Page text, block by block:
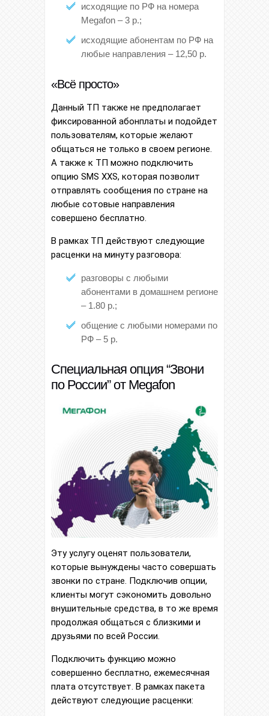
исходящие по РФ на номера
Megafon – 3 р.;
исходящие абонентам по РФ на
любые направления – 12,50 р.
«Всё просто»
Данный ТП также не предполагает
фиксированной абонплаты и подойдет
пользователям, которые желают
общаться не только в своем регионе.
А также к ТП можно подключить
опцию SMS XXS, которая позволит
отправлять сообщения по стране на
любые сотовые направления
совершено бесплатно.
В рамках ТП действуют следующие
расценки на минуту разговора:
разговоры с любыми
абонентами в домашнем регионе
– 1.80 р.;
общение с любыми номерами по
РФ – 5 р.
Специальная опция “Звони
по России” от Megafon
Эту услугу оценят пользователи,
которые вынуждены часто совершать
звонки по стране. Подключив опции,
клиенты могут сэкономить довольно
внушительные средства, в то же время
продолжая общаться с близкими и
друзьями по всей России.
Подключить функцию можно
совершенно бесплатно, ежемесячная
плата отсутствует. В рамках пакета
действуют следующие расценки: